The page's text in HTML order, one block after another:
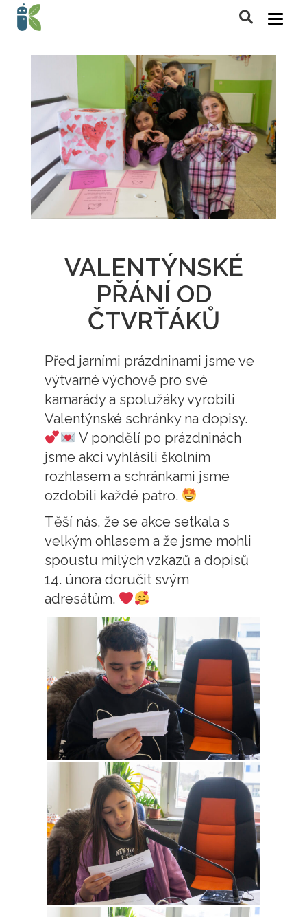
VALENTÝNSKÉ
PŘÁNÍ OD
ČTVRŤÁKŮ
Před jarními prázdninami jsme ve
výtvarné výchově pro své
kamarády a spolužáky vyrobili
Valentýnské schránky na dopisy.
V pondělí po prázdninách
jsme akci vyhlásili školním
rozhlasem a schránkami jsme
ozdobili každé patro.
Těší nás, že se akce setkala s
velkým ohlasem a že jsme mohli
spoustu milých vzkazů a dopisů
14. února doručit svým
adresátům.